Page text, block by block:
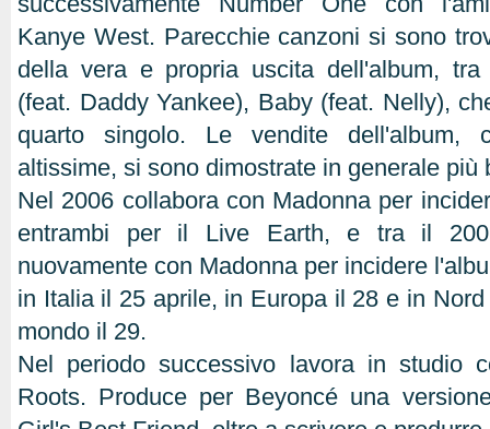
Kanye West. Parecchie canzoni si sono
della vera e propria uscita dell'album,
(feat. Daddy Yankee), Baby (feat. Nelly),
quarto singolo. Le vendite dell'album,
altissime, si sono dimostrate in generale più
Nel 2006 collabora con Madonna per
entrambi per il Live Earth, e tra il
nuovamente con Madonna per incidere
in Italia il 25 aprile, in Europa il 28 e in
mondo il 29.
Nel periodo successivo lavora in studio
Roots. Produce per Beyoncé una